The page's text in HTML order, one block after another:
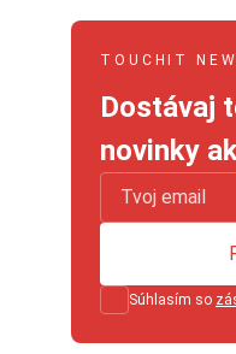
TOUCHIT
Dostávaj
novinky
Súhlasím so